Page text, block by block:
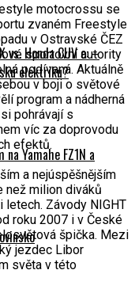
vs. Honda CUV e: –
elektriku?
Yamahe FZ1N a
motocrossu se
zvaném Freestyle
v Ostravské ČEZ
sportovní autority
podívaná. Aktuálně
v boji o světové
program a nádherná
pohrávají s
víc za doprovodu
efektů.
a nejúspěšnějším
než milion diváků
Závody NIGHT
roku 2007 i v České
špička. Mezi
jezdec Libor
světa v této